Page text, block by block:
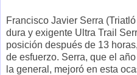
Francisco Javier Serra
dura y exigente Ultra Trail
posición después de 13
de esfuerzo. Serra, que el
la general, mejoró en esta